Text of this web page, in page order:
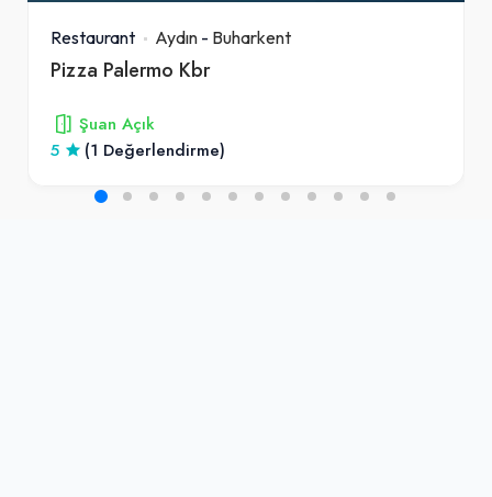
Restaurant Aydın - Buharkent
Pizza Palermo Kbr
Şuan Açık
5
(1 Değerlendirme)